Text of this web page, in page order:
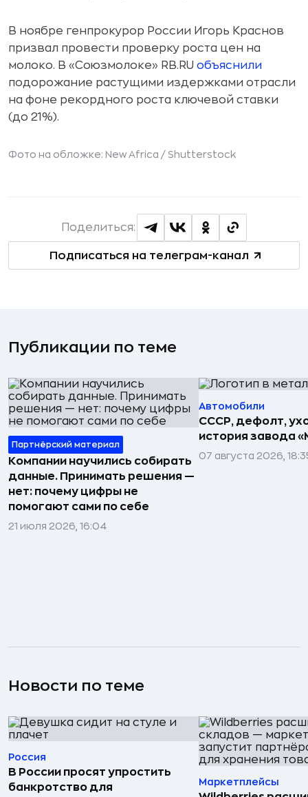
В ноябре генпрокурор России Игорь Краснов
призвал провести проверку роста цен на
молоко. В «Союзмолоке» RB.RU объяснили
подорожание растущими издержками отрасли
на фоне рекордного роста ключевой ставки
(до 21%).
Фото на обложке: New Africa / Shutterstock
Подписаться на телеграм-канал
Поделиться:
Публикации по теме
Партнёрский материал
Компании научились собирать
данные. Принимать решения —
нет: почему цифры не
помогают сами по себе
21 июля 2026, 16:04
Автомобили
СССР, дефолт,
история завода
07 августа 2026,
Новости по теме
Россия
В России просят упростить
банкротство для
Маркетплейсы